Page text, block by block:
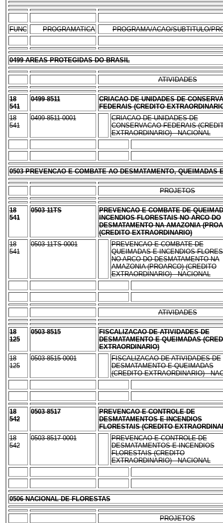
FUNC PROGRAMATICA PROGRAMA/ACAO/SUBTITULO/
0499 AREAS PROTEGIDAS DO BRASIL
ATIVIDADES
18
541
0499 8511
CRIACAO DE UNIDADES DE
FEDERAIS (CREDITO
18
541
0499 8511 0001
CRIACAO DE UNIDADES DE
CONSERVACAO FEDERAIS
EXTRAORDINARIO) - NACIONAL
0503 PREVENCAO E COMBATE AO DESMATAMENTO, QUEIMADAS
PROJETOS
18
541
0503 11TS
PREVENCAO E COMBATE DE
INCENDIOS FLORESTAIS NO ARCO DO
DESMATAMENTO NA AMAZONIA
(CREDITO EXTRAORDINARIO)
18
541
0503 11TS 0001
PREVENCAO E COMBATE DE
QUEIMADAS E INCENDIOS
NO ARCO DO DESMATAMENTO NA
AMAZONIA (PROARCO) (CREDITO
EXTRAORDINARIO) - NACIONAL
ATIVIDADES
18
125
0503 8515
FISCALIZACAO DE ATIVIDADES DE
DESMATAMENTO E QUEIMADAS
EXTRAORDINARIO)
18
125
0503 8515 0001
FISCALIZACAO DE ATIVIDADES DE
DESMATAMENTO E QUEIMADAS
(CREDITO EXTRAORDINARIO) -
18
542
0503 8517
PREVENCAO E CONTROLE DE
DESMATAMENTOS E INCENDIOS
FLORESTAIS (CREDITO
18
542
0503 8517 0001
PREVENCAO E CONTROLE DE
DESMATAMENTOS E INCENDIOS
FLORESTAIS (CREDITO
EXTRAORDINARIO) - NACIONAL
0506 NACIONAL DE FLORESTAS
PROJETOS